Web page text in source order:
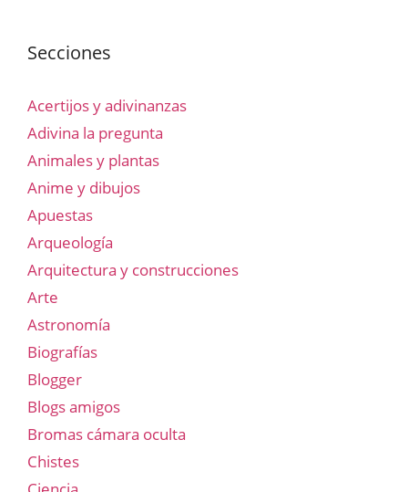
Secciones
Acertijos y adivinanzas
Adivina la pregunta
Animales y plantas
Anime y dibujos
Apuestas
Arqueología
Arquitectura y construcciones
Arte
Astronomía
Biografías
Blogger
Blogs amigos
Bromas cámara oculta
Chistes